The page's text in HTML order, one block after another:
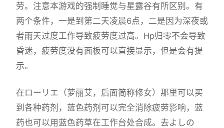
劳。注意本游戏的强制睡觉与星露谷有所区别。有
两个条件，一是到第二天凌晨6点，二是因为深夜或
者雨天过度工作导致疲劳度过高。Hp归零不会导致
昏迷，疲劳度没有面板可以直接显示，但是会有提
示。
在ローリエ（萝丽艾，后面简称修女）那里可以买
到各种药剂，蓝色药剂可以完全消除疲劳影响，蓝
药也可以用蓝色药草在工作台处合成。去よしの